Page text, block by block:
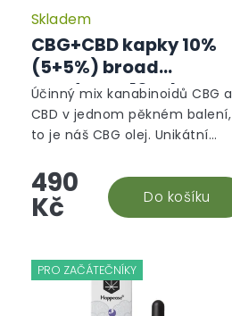
CBG+CBD kapky 10%
(5+5%) broad
spectrum, 10 ml -
Energický režim
Skladem
490
Kč Do košíku
Účinný mix kanabinoidů CBG a
CBD v jednom pěkném balení,
to je náš CBG olej. Unikátní
vám pomůže se soustředit,
kvalitně regenerovat a
zažehnat...
PRO ZAČÁTEČNÍKY